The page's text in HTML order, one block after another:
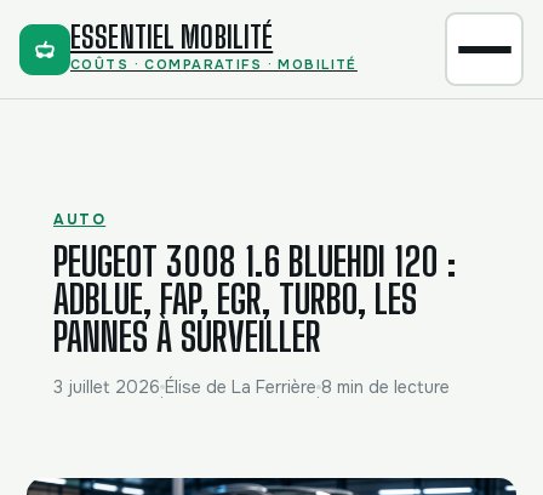
ESSENTIEL MOBILITÉ
COÛTS · COMPARATIFS · MOBILITÉ
AUTO
PEUGEOT 3008 1.6 BLUEHDI 120 :
ADBLUE, FAP, EGR, TURBO, LES
PANNES À SURVEILLER
3 juillet 2026·Élise de La Ferrière·8 min de lecture